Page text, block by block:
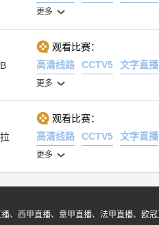
更多
观看比赛：
高清线路
CCTV5 文字直播
更多
观看比赛：
高清线路
CCTV5 文字直播
更多
西甲直播、意甲直播、法甲直播、欧